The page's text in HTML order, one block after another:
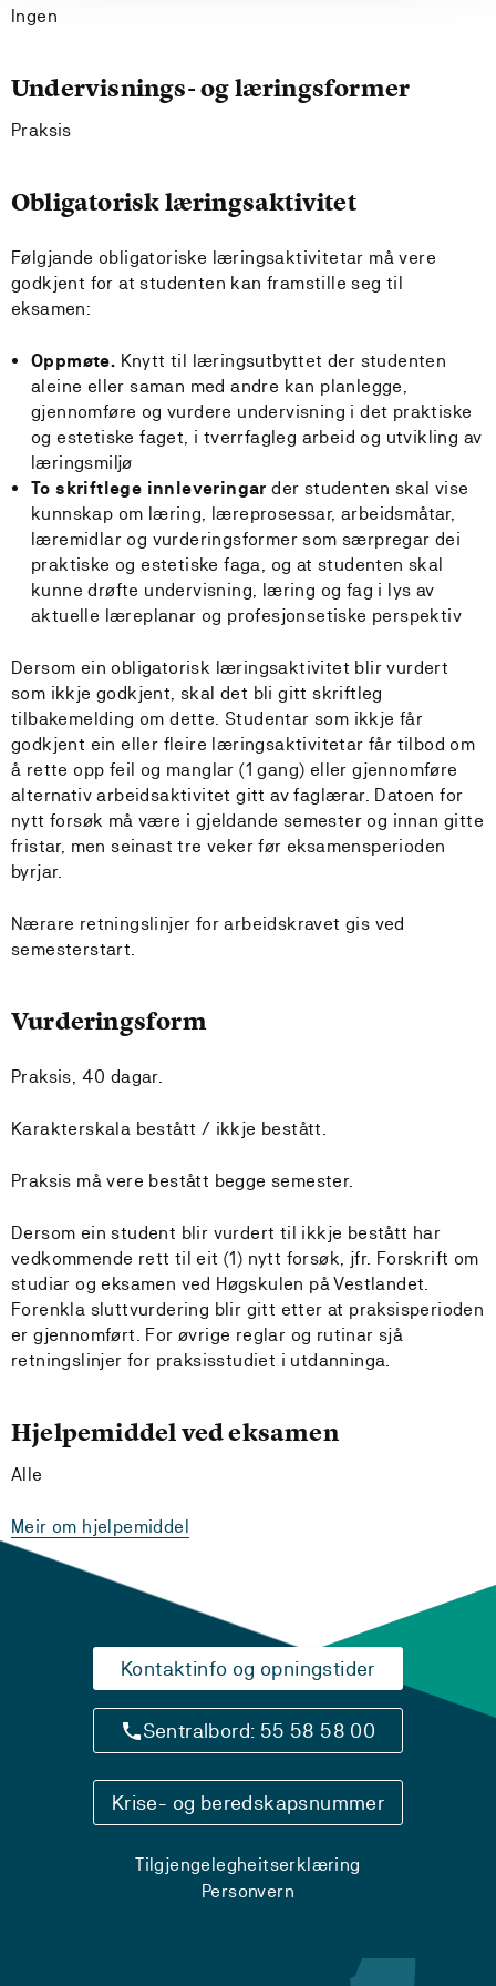
Ingen
Undervisnings- og læringsformer
Praksis
Obligatorisk læringsaktivitet
Følgjande obligatoriske læringsaktivitetar må vere
godkjent for at studenten kan framstille seg til
eksamen:
Oppmøte. Knytt til læringsutbyttet der studenten
aleine eller saman med andre kan planlegge,
gjennomføre og vurdere undervisning i det praktiske
og estetiske faget, i tverrfagleg arbeid og utvikling av
læringsmiljø
To skriftlege innleveringar der studenten skal vise
kunnskap om læring, læreprosessar, arbeidsmåtar,
læremidlar og vurderingsformer som særpregar dei
praktiske og estetiske faga, og at studenten skal
kunne drøfte undervisning, læring og fag i lys av
aktuelle læreplanar og profesjonsetiske perspektiv
Dersom ein obligatorisk læringsaktivitet blir vurdert
som ikkje godkjent, skal det bli gitt skriftleg
tilbakemelding om dette. Studentar som ikkje får
godkjent ein eller fleire læringsaktivitetar får tilbod om
å rette opp feil og manglar (1 gang) eller gjennomføre
alternativ arbeidsaktivitet gitt av faglærar. Datoen for
nytt forsøk må være i gjeldande semester og innan gitte
fristar, men seinast tre veker før eksamensperioden
byrjar.
Nærare retningslinjer for arbeidskravet gis ved
semesterstart.
Vurderingsform
Praksis, 40 dagar.
Karakterskala bestått / ikkje bestått.
Praksis må vere bestått begge semester.
Dersom ein student blir vurdert til ikkje bestått har
vedkommende rett til eit (1) nytt forsøk, jfr. Forskrift om
studiar og eksamen ved Høgskulen på Vestlandet.
Forenkla sluttvurdering blir gitt etter at praksisperioden
er gjennomført. For øvrige reglar og rutinar sjå
retningslinjer for praksisstudiet i utdanninga.
Hjelpemiddel ved eksamen
Alle
Meir om hjelpemiddel
Kontaktinfo og opningstider
Sentralbord: 55 58 58 00
Krise- og beredskapsnummer
Tilgjengelegheitserklæring
Personvern